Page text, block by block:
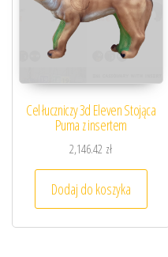
Cel łuczniczy 3d Eleven Stojąca
Puma z insertem
2,146.42 zł
Dodaj do koszyka